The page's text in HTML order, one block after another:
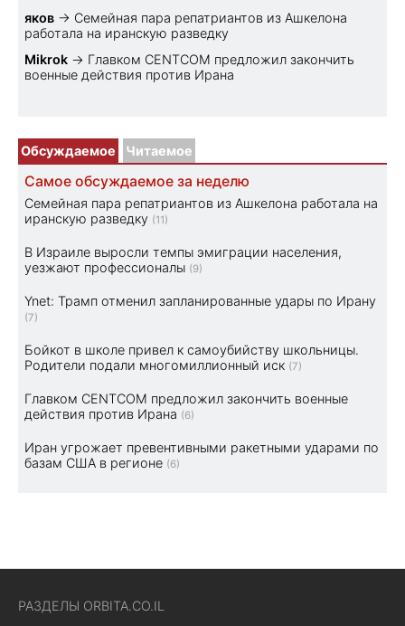
яков → Семейная пара репатриантов из Ашкелона
работала на иранскую разведку
Mikrok → Главком CENTCOM предложил закончить
военные действия против Ирана
Обсуждаемое Читаемое
Самое обсуждаемое за неделю
Семейная пара репатриантов из Ашкелона работала на
иранскую разведку (11)
В Израиле выросли темпы эмиграции населения,
уезжают профессионалы (9)
Ynet: Трамп отменил запланированные удары по Ирану
(7)
Бойкот в школе привел к самоубийству школьницы.
Родители подали многомиллионный иск (7)
Главком CENTCOM предложил закончить военные
действия против Ирана (6)
Иран угрожает превентивными ракетными ударами по
базам США в регионе (6)
РАЗДЕЛЫ ORBITA.CO.IL